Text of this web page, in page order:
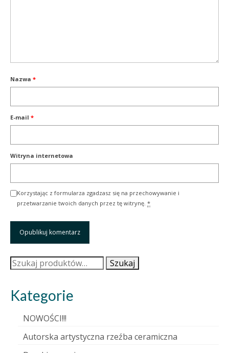
Nazwa *
E-mail *
Witryna internetowa
Korzystając z formularza zgadzasz się na przechowywanie i
przetwarzanie twoich danych przez tę witrynę. *
Szukaj: Szukaj
Kategorie
NOWOŚCI!!!
Autorska artystyczna rzeźba ceramiczna